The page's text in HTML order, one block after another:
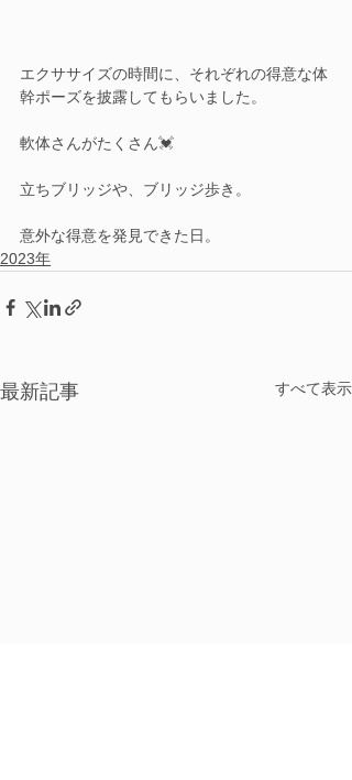
エクササイズの時間に、それぞれの得意な体
幹ポーズを披露してもらいました。
軟体さんがたくさん💓
立ちブリッジや、ブリッジ歩き。
意外な得意を発見できた日。
2023年
最新記事 すべて表示